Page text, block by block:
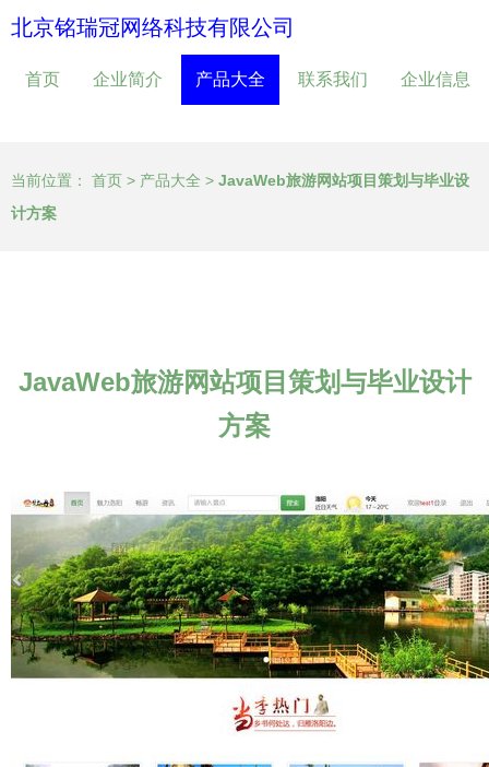
北京铭瑞冠网络科技有限公司
首页 企业简介 产品大全 联系我们 企业信息
当前位置： 首页 > 产品大全 > JavaWeb旅游网站项目策划与毕业设
计方案
JavaWeb旅游网站项目策划与毕业设计
方案